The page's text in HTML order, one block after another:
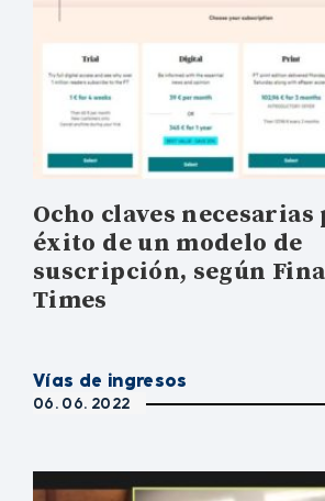
Ocho claves necesarias
éxito de un modelo de
suscripción, según
Times
Vías de ingresos
06. 06. 2022